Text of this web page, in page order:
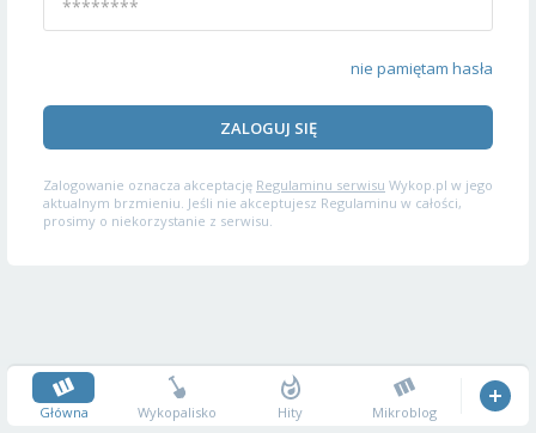
nie pamiętam hasła
ZALOGUJ SIĘ
Zalogowanie oznacza akceptację Regulaminu serwisu Wykop.pl w jego
aktualnym brzmieniu. Jeśli nie akceptujesz Regulaminu w całości,
prosimy o niekorzystanie z serwisu.
Główna Wykopalisko Hity Mikroblog